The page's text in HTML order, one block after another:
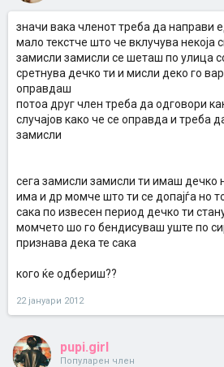
значи вака членот треба да направи
мало текстче што че вклучува некоја
замисли замисли се шеташ по улица
сретнува дечко ти и мисли деко го
оправдаш
потоа друг член треба да одговори
случајов како че се оправда и треба
замисли
сега замисли замисли ти имаш дечко
има и др момче што ти се допајѓа но
сака по извесен период дечко ти
момчето шо го бендисуваш уште по
признава дека те сака
кого ќе одбериш??
22 јануари 2012
pupi.girl
Популарен член